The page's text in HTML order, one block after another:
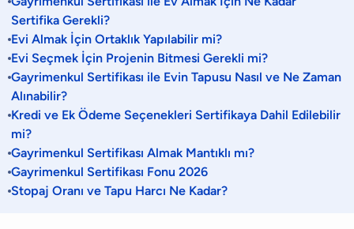
Sertifika Gerekli?
Evi Almak İçin Ortaklık Yapılabilir mi?
Evi Seçmek İçin Projenin Bitmesi Gerekli mi?
Gayrimenkul Sertifikası ile Evin Tapusu Nasıl ve Ne Zaman
Alınabilir?
Kredi ve Ek Ödeme Seçenekleri Sertifikaya Dahil Edilebilir
mi?
Gayrimenkul Sertifikası Almak Mantıklı mı?
Gayrimenkul Sertifikası Fonu 2026
Stopaj Oranı ve Tapu Harcı Ne Kadar?